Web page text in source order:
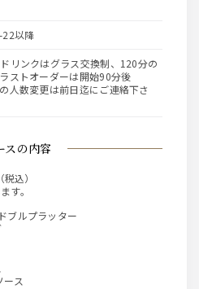
ースの内容
込）
す。
ブルプラッター
ス
22以降
ストオーダーは開始90分後
人数変更は前日迄にご連絡下さ